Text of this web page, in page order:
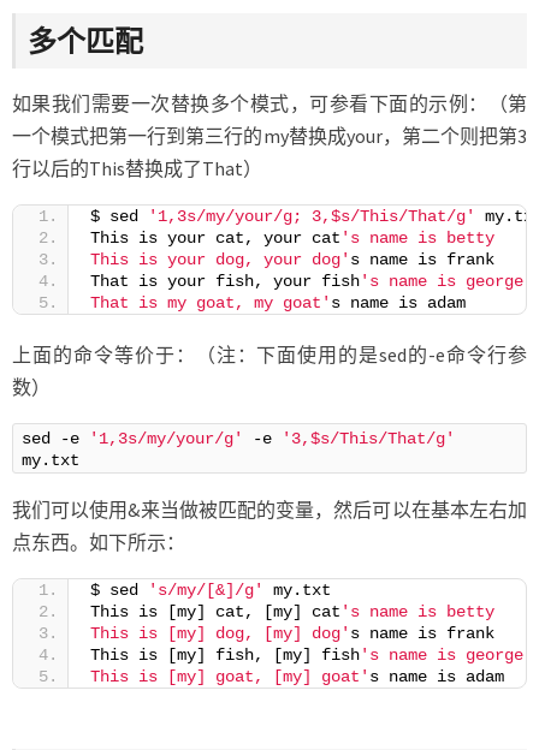
多个匹配
如果我们需要一次替换多个模式，可参看下面的示例：（第
一个模式把第一行到第三行的my替换成your，第二个则把第3
行以后的This替换成了That）
$ sed '1,3s/my/your/g; 3,$s/This/That/g'
This is your cat, your cat 's name is betty
This is your dog, your dog' s name is frank
That is your fish, your fish's name is george
That is my goat, my goat' s name is adam
上面的命令等价于：（注：下面使用的是sed的-e命令行参
数）
sed -e '1,3s/my/your/g' -e
'3,$s/This/That/g'
my.txt
我们可以使用&来当做被匹配的变量，然后可以在基本左右加
点东西。如下所示：
$ sed 's/my/[&]/g'
my.txt
This is [my] cat, [my] cat 's name is betty
This is [my] dog, [my] dog' s name is frank
This is [my] fish, [my] fish's name is george
This is [my] goat, [my] goat' s name is adam